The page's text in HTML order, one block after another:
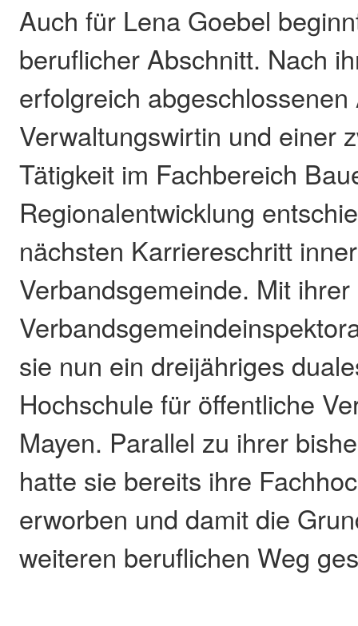
Auch für Lena Goebel
beruflicher Abschnitt. Nach
erfolgreich
Verwaltungswirtin und einer
Tätigkeit im Fachbereich
Regionalentwicklung
nächsten Karriereschritt
Verbandsgemeinde. Mit
sie nun ein dreijähriges
Hochschule für öffentliche
Mayen. Parallel zu ihrer
hatte sie bereits ihre
erworben und damit die
weiteren beruflichen Weg